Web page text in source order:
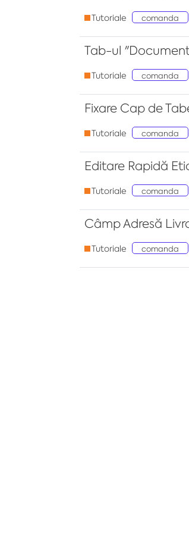
Tutoriale comanda
Tab-ul
Tutoriale comanda
Fixare Cap de
Tutoriale comanda
Editare Rapidă
Tutoriale comanda
Câmp Adresă
Tutoriale comanda